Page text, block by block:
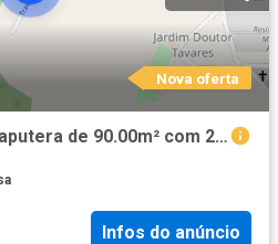
Nova oferta
Casa para alugar em Caputera de 90.00m² com 2 Quartos
Infos do anúncio